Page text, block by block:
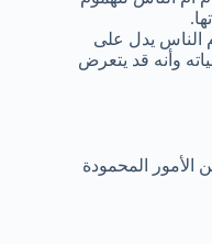
الناس يدل على
وأنه قد يتعرض
الأمور المحمودة